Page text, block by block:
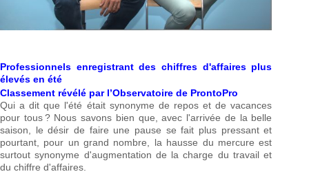
Professionnels enregistrant des chiffres d'affaires plus
élevés en été
Classement révélé par l’Observatoire de ProntoPro
Qui a dit que l'été était synonyme de repos et de vacances
pour tous ? Nous savons bien que, avec l'arrivée de la belle
saison, le désir de faire une pause se fait plus pressant et
pourtant, pour un grand nombre, la hausse du mercure est
surtout synonyme d'augmentation de la charge du travail et
du chiffre d'affaires.